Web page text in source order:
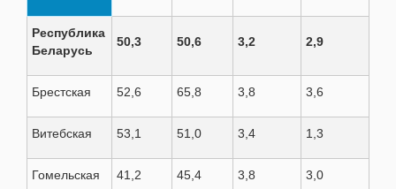
Республика
Беларусь
50,3 50,6 3,2 2,9
Брестская 52,6 65,8 3,8 3,6
Витебская 53,1 51,0 3,4 1,3
Гомельская 41,2 45,4 3,8 3,0